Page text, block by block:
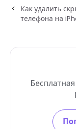
Как удалить
телефона на